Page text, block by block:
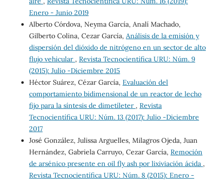
Enero - Junio 2019
Alberto Córdova, Neyma García, Analí Machado,
Gilberto Colina, Cezar García, Análisis de la emisión y
dispersión del dióxido de nitrógeno en un sector de alto
flujo vehicular , Revista Tecnocientífica URU: Núm. 9
(2015): Julio -Diciembre 2015
Héctor Suárez, Cézar García, Evaluación del
comportamiento bidimensional de un reactor de lecho
fijo para la síntesis de dimetíleter , Revista
Tecnocientífica URU: Núm. 13 (2017): Julio -Diciembre
2017
José González, Julissa Arguelles, Milagros Ojeda, Juan
Hernández, Gabriela Carruyo, Cezar García, Remoción
de arsénico presente en oil fly ash por lixiviación ácida ,
Revista Tecnocientífica URU: Núm. 8 (2015): Enero -